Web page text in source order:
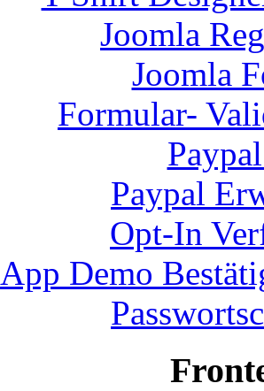
Joomla
Joomla
Formular-
Paypal
Opt-In
App Demo